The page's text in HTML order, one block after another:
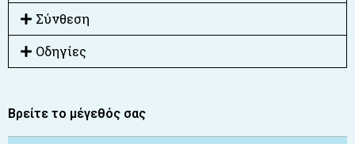
Σύνθεση
Οδηγίες
Βρείτε το μέγεθός σας